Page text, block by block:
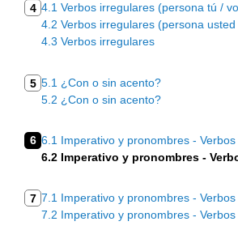
4 4.1 Verbos irregulares (persona tú /
4.2 Verbos irregulares (persona
4.3 Verbos irregulares
5 5.1 ¿Con o sin acento?
5.2 ¿Con o sin acento?
6 6.1 Imperativo y pronombres -
6.2 Imperativo y pronombres -
7 7.1 Imperativo y pronombres -
7.2 Imperativo y pronombres -